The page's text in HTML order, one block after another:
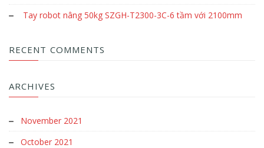
Tay robot nâng 50kg SZGH-T2300-3C-6 tầm với 2100mm
RECENT COMMENTS
ARCHIVES
November 2021
October 2021